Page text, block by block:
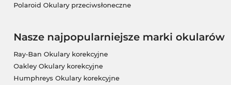
Polaroid Okulary przeciwsłoneczne
Nasze najpopularniejsze marki okularów
Ray-Ban Okulary korekcyjne
Oakley Okulary korekcyjne
Humphreys Okulary korekcyjne